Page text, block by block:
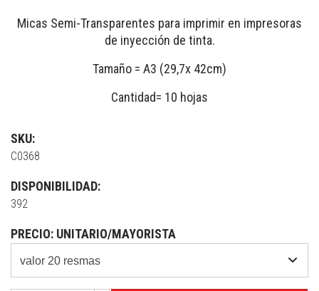
Micas Semi-Transparentes para imprimir en impresoras
de inyección de tinta.
Tamaño = A3 (29,7x 42cm)
Cantidad= 10 hojas
SKU:
C0368
DISPONIBILIDAD:
392
PRECIO: UNITARIO/MAYORISTA